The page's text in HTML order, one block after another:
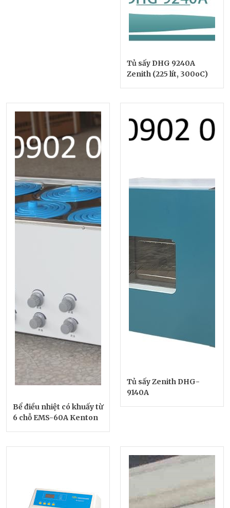
Tủ sấy DHG 9240A
Zenith (225 lít, 300oC)
Bể điều nhiệt có khuấy từ
6 chỗ EMS-60A Kenton
Tủ sấy Zenith DHG-
9140A